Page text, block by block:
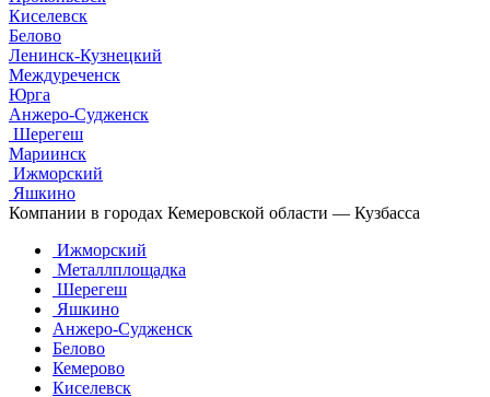
Киселевск
Белово
Ленинск-Кузнецкий
Междуреченск
Юрга
Анжеро-Судженск
Шерегеш
Мариинск
Ижморский
Яшкино
Компании в городах Кемеровской области — Кузбасса
Ижморский
Металлплощадка
Шерегеш
Яшкино
Анжеро-Судженск
Белово
Кемерово
Киселевск